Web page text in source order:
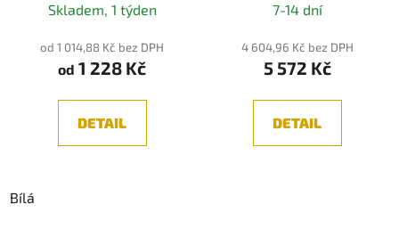
Skladem, 1 týden
od 1 014,88 Kč bez DPH
od 1 228 Kč
DETAIL
Bílá
Šedá
7-14 dní
4 604,96 Kč bez DPH
5 572 Kč
DETAIL